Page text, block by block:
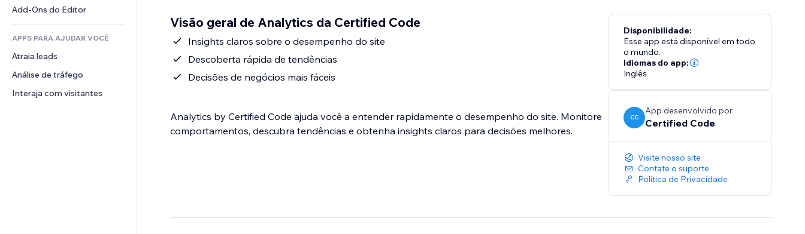
Calculadoras
Busca
Previsão do tempo
Tabelas e gráficos
Comunidade
Avaliações e depoimentos
CRM
Add-Ons do Editor
APPS PARA AJUDAR VOCÊ
Atraia leads
Análise de tráfego
Interaja com visitantes
Visão geral de Analytics da Certified Code
Insights claros sobre o desempenho do site
Descoberta rápida de tendências
Decisões de negócios mais fáceis
Analytics by Certified Code ajuda você a entender rapidamente o desempenho do site. Monitore
comportamentos, descubra tendências e obtenha insights claros para decisões melhores.
Disponibilidade:
Esse app está disponível em todo
o mundo.
Idiomas do app:
Inglês
CC
App desenvolvido por
Certified Code
Visite nosso site
Contate o suporte
Política de Privacidade